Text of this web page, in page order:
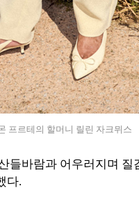
프르테 의 할머니 릴린 자크뮈 스
들바람과 어우러지며
다.